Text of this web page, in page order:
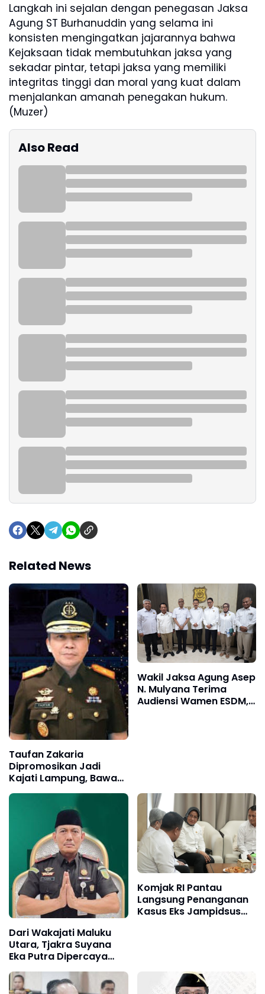
Langkah ini sejalan dengan penegasan Jaksa
Agung ST Burhanuddin yang selama ini
konsisten mengingatkan jajarannya bahwa
Kejaksaan tidak membutuhkan jaksa yang
sekadar pintar, tetapi jaksa yang memiliki
integritas tinggi dan moral yang kuat dalam
menjalankan amanah penegakan hukum.
(Muzer)
Also Read
Related News
Taufan Zakaria
Dipromosikan Jadi
Kajati Lampung, Bawa
Pengalaman dari Jawa
Barat
Wakil Jaksa Agung Asep
N. Mulyana Terima
Audiensi Wamen ESDM,
Dari Wakajati Maluku
Utara, Tjakra Suyana
Eka Putra Dipercaya
Perkuat Kejati Lampung
Komjak RI Pantau
Langsung Penanganan
Kasus Eks Jampidsus